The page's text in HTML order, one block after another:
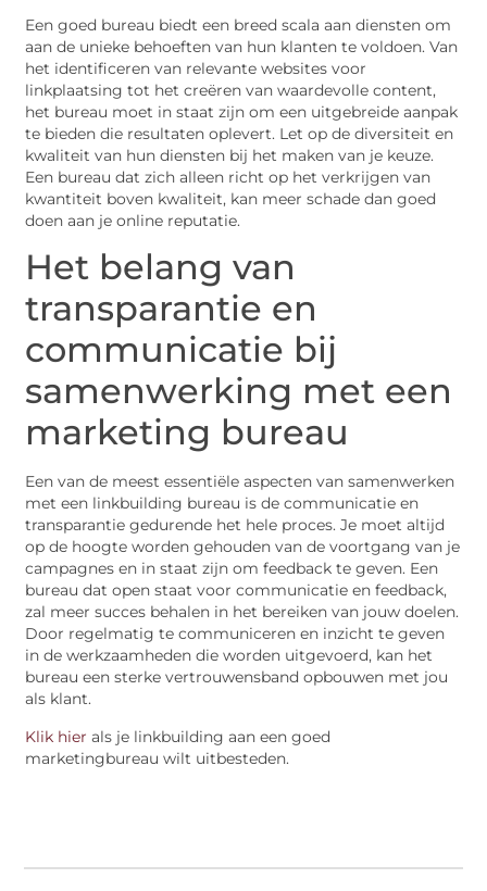
Een goed bureau biedt een breed scala aan diensten om
aan de unieke behoeften van hun klanten te voldoen. Van
het identificeren van relevante websites voor
linkplaatsing tot het creëren van waardevolle content,
het bureau moet in staat zijn om een uitgebreide aanpak
te bieden die resultaten oplevert. Let op de diversiteit en
kwaliteit van hun diensten bij het maken van je keuze.
Een bureau dat zich alleen richt op het verkrijgen van
kwantiteit boven kwaliteit, kan meer schade dan goed
doen aan je online reputatie.
Het belang van
transparantie en
communicatie bij
samenwerking met een
marketing bureau
Een van de meest essentiële aspecten van samenwerken
met een linkbuilding bureau is de communicatie en
transparantie gedurende het hele proces. Je moet altijd
op de hoogte worden gehouden van de voortgang van je
campagnes en in staat zijn om feedback te geven. Een
bureau dat open staat voor communicatie en feedback,
zal meer succes behalen in het bereiken van jouw doelen.
Door regelmatig te communiceren en inzicht te geven
in de werkzaamheden die worden uitgevoerd, kan het
bureau een sterke vertrouwensband opbouwen met jou
als klant.
Klik hier als je linkbuilding aan een goed
marketingbureau wilt uitbesteden.